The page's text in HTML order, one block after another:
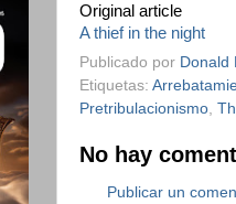
Original article
A thief in the night
Publicado por Donald
Etiquetas:
Pretribulacionismo,
No hay
Publicar un